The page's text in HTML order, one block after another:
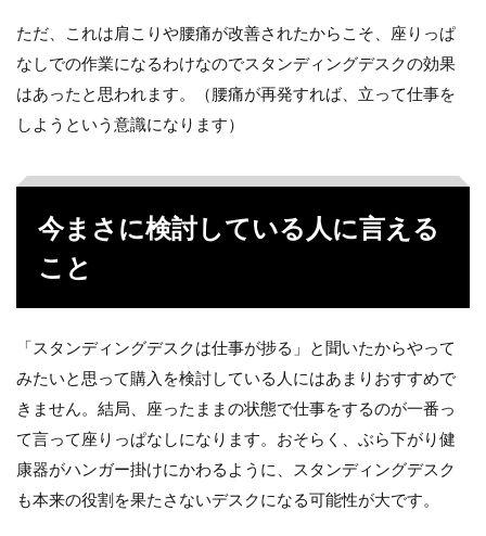
ただ、これは肩こりや腰痛が改善されたからこそ、座りっぱ
なしでの作業になるわけなのでスタンディングデスクの効果
はあったと思われます。（腰痛が再発すれば、立って仕事を
しようという意識になります）
今まさに検討している人に言える
こと
「スタンディングデスクは仕事が捗る」と聞いたからやって
みたいと思って購入を検討している人にはあまりおすすめで
きません。結局、座ったままの状態で仕事をするのが一番っ
て言って座りっぱなしになります。おそらく、ぶら下がり健
康器がハンガー掛けにかわるように、スタンディングデスク
も本来の役割を果たさないデスクになる可能性が大です。